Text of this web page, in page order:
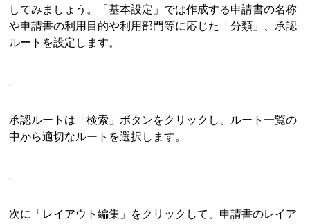
してみましょう。「基本設定」では作成する申請書の名称
や申請書の利用目的や利用部門等に応じた「分類」、承認
ルートを設定します。
承認ルートは「検索」ボタンをクリックし、ルート一覧の
中から適切なルートを選択します。
次に「レイアウト編集」をクリックして、申請書のレイア